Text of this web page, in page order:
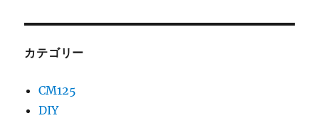
カテゴリー
CM125
DIY